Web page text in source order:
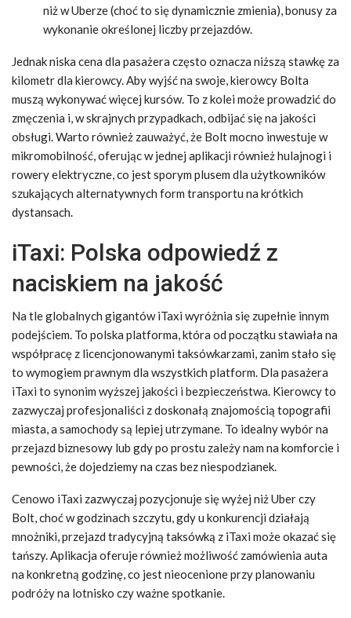
niż w Uberze (choć to się dynamicznie zmienia), bonusy za
wykonanie określonej liczby przejazdów.
Jednak niska cena dla pasażera często oznacza niższą stawkę za
kilometr dla kierowcy. Aby wyjść na swoje, kierowcy Bolta
muszą wykonywać więcej kursów. To z kolei może prowadzić do
zmęczenia i, w skrajnych przypadkach, odbijać się na jakości
obsługi. Warto również zauważyć, że Bolt mocno inwestuje w
mikromobilność, oferując w jednej aplikacji również hulajnogi i
rowery elektryczne, co jest sporym plusem dla użytkowników
szukających alternatywnych form transportu na krótkich
dystansach.
iTaxi: Polska odpowiedź z
naciskiem na jakość
Na tle globalnych gigantów iTaxi wyróżnia się zupełnie innym
podejściem. To polska platforma, która od początku stawiała na
współpracę z licencjonowanymi taksówkarzami, zanim stało się
to wymogiem prawnym dla wszystkich platform. Dla pasażera
iTaxi to synonim wyższej jakości i bezpieczeństwa. Kierowcy to
zazwyczaj profesjonaliści z doskonałą znajomością topografii
miasta, a samochody są lepiej utrzymane. To idealny wybór na
przejazd biznesowy lub gdy po prostu zależy nam na komforcie i
pewności, że dojedziemy na czas bez niespodzianek.
Cenowo iTaxi zazwyczaj pozycjonuje się wyżej niż Uber czy
Bolt, choć w godzinach szczytu, gdy u konkurencji działają
mnożniki, przejazd tradycyjną taksówką z iTaxi może okazać się
tańszy. Aplikacja oferuje również możliwość zamówienia auta
na konkretną godzinę, co jest nieocenione przy planowaniu
podróży na lotnisko czy ważne spotkanie.